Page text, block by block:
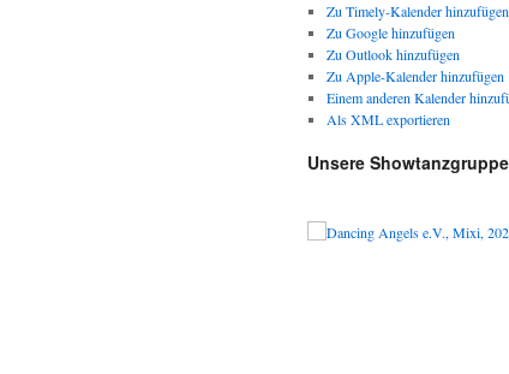
Zu Timely-Kalender hinzufügen
Zu Google hinzufügen
Zu Outlook hinzufügen
Zu Apple-Kalender hinzufügen
Einem anderen Kalender
Als XML exportieren
Unsere